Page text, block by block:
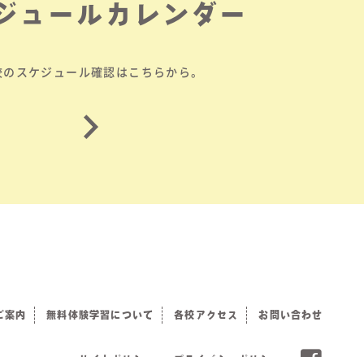
ュールカレンダー
スケジュール確認はこちらから。
案内 無料体験学習について 各校アクセス お問い合わせ